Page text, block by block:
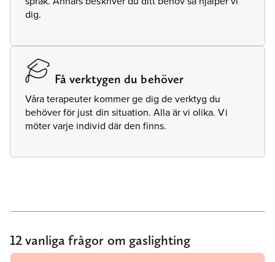
dig.
Få verktygen du behöver
Våra terapeuter kommer ge dig de verktyg du
behöver för just din situation. Alla är vi olika. Vi
möter varje individ där den finns.
12 vanliga frågor om gaslighting